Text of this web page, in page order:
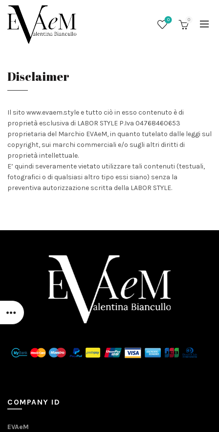
0 0
Disclaimer
Il sito www.evaem.style e tutto ciò in esso contenuto è di
proprietà esclusiva di LABOR STYLE P.Iva 04768460653
proprietaria del Marchio EVAeM, in quanto tutelato dalle leggi sul
copyright, sui marchi commerciali e/o sugli altri diritti di
proprietà intellettuale.
E’ quindi severamente vietato utilizzare tali contenuti (testuali,
fotografici o di qualsiasi altro tipo essi siano) senza la
preventiva autorizzazione scritta della LABOR STYLE.
COMPANY ID
EVAeM